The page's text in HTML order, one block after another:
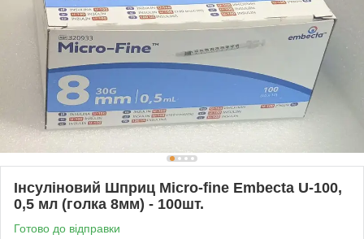
Інсуліновий Шприц Micro-fine Embecta U-100,
0,5 мл (голка 8мм) - 100шт.
Готово до відправки